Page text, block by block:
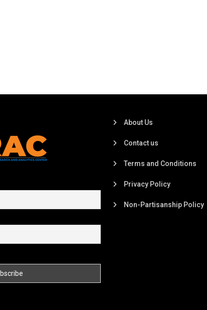
About Us
Contact us
Terms and Conditions
Privacy Policy
Non-Partisanship Policy